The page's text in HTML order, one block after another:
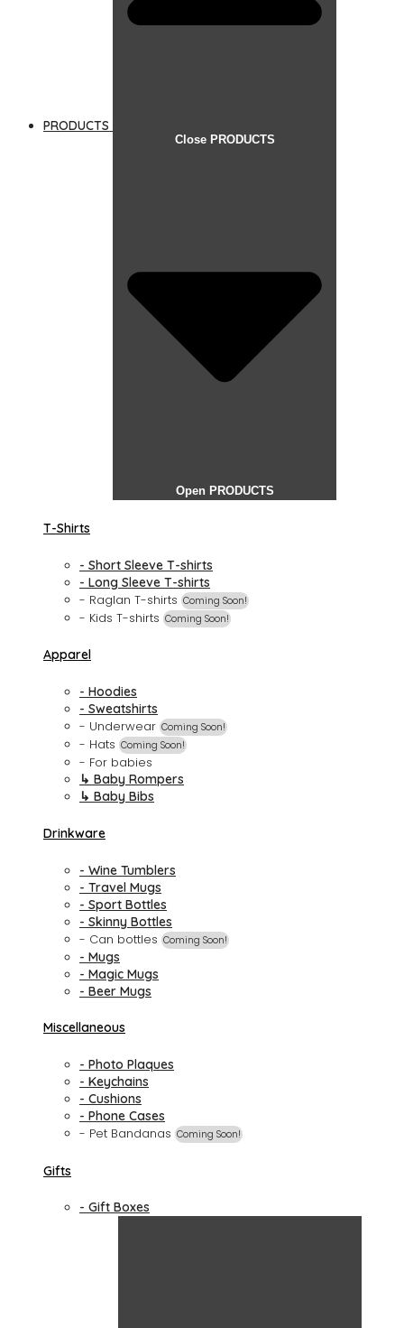
PRODUCTS
Close PRODUCTS
Open PRODUCTS
T-Shirts
- Short Sleeve T-shirts
- Long Sleeve T-shirts
- Raglan T-shirts Coming Soon!
- Kids T-shirts Coming Soon!
Apparel
- Hoodies
- Sweatshirts
- Underwear Coming Soon!
- Hats Coming Soon!
- For babies
↳ Baby Rompers
↳ Baby Bibs
Drinkware
- Wine Tumblers
- Travel Mugs
- Sport Bottles
- Skinny Bottles
- Can bottles Coming Soon!
- Mugs
- Magic Mugs
- Beer Mugs
Miscellaneous
- Photo Plaques
- Keychains
- Cushions
- Phone Cases
- Pet Bandanas Coming Soon!
Gifts
- Gift Boxes